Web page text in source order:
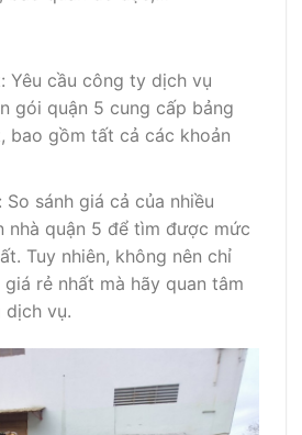
Yêu cầu công ty dịch vụ
gói quận 5 cung cấp bảng
bao gồm tất cả các khoản
So sánh giá cả của nhiều
nhà quận 5 để tìm được mức
Tuy nhiên, không nên chỉ
rẻ nhất mà hãy quan tâm
dịch vụ.